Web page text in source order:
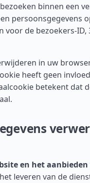
binnen een
persoonsgegevens
voor de bezoekers-
in uw
heeft geen
betekent dat
en het aanbieden
leveren van de